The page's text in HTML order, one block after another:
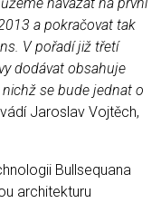
a pokračovat tak
V pořadí již třetí
dodávat obsahuje
se bude jednat o
Jaroslav Vojtěch,
Bullsequana
architekturu